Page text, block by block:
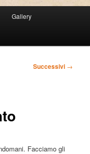
Gallery
Successivi →
Facciamo gli